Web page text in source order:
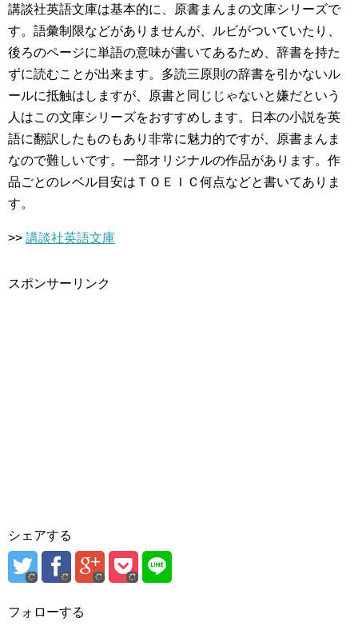
講談社英語文庫は基本的に、原書まんまの文庫シリーズで
す。語彙制限などがありませんが、ルビがついていたり、
後ろのページに単語の意味が書いてあるため、辞書を持た
ずに読むことが出来ます。多読三原則の辞書を引かないル
ールに抵触はしますが、原書と同じじゃないと嫌だという
人はこの文庫シリーズをおすすめします。日本の小説を英
語に翻訳したものもあり非常に魅力的ですが、原書まんま
なので難しいです。一部オリジナルの作品があります。作
品ごとのレベル目安はＴＯＥＩＣ何点などと書いてありま
す。
>> 講談社英語文庫
スポンサーリンク
シェアする
フォローする